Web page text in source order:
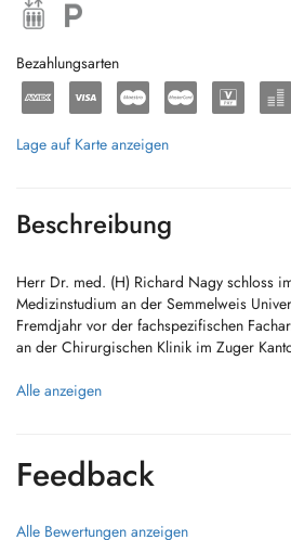
Bezahlungsarten
Lage auf Karte anzeigen
Beschreibung
Herr Dr. med. (H) Richard Nagy schloss
Medizinstudium an der Semmelweis
Fremdjahr vor der fachspezifischen
an der Chirurgischen Klinik im Zuger
Dr. Nagy wurde von August 2013 bis
Killer, Prof. Scholl und Prof. Gerding zum
Ophthalmologie (Augenheilkunde)
in Olten.
Alle anzeigen
Feedback
Alle Bewertungen anzeigen